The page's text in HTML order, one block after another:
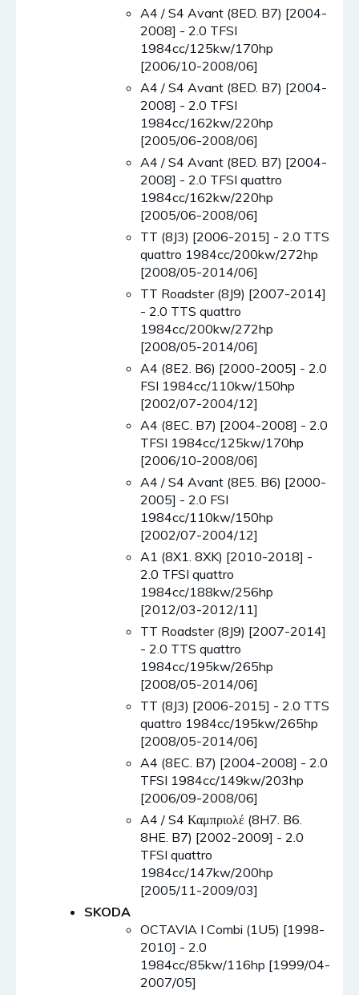
A4 / S4 Avant (8ED. B7) [2004-
2008] - 2.0 TFSI
1984cc/125kw/170hp
[2006/10-2008/06]
A4 / S4 Avant (8ED. B7) [2004-
2008] - 2.0 TFSI
1984cc/162kw/220hp
[2005/06-2008/06]
A4 / S4 Avant (8ED. B7) [2004-
2008] - 2.0 TFSI quattro
1984cc/162kw/220hp
[2005/06-2008/06]
TT (8J3) [2006-2015] - 2.0 TTS
quattro 1984cc/200kw/272hp
[2008/05-2014/06]
TT Roadster (8J9) [2007-2014]
- 2.0 TTS quattro
1984cc/200kw/272hp
[2008/05-2014/06]
A4 (8E2. B6) [2000-2005] - 2.0
FSI 1984cc/110kw/150hp
[2002/07-2004/12]
A4 (8EC. B7) [2004-2008] - 2.0
TFSI 1984cc/125kw/170hp
[2006/10-2008/06]
A4 / S4 Avant (8E5. B6) [2000-
2005] - 2.0 FSI
1984cc/110kw/150hp
[2002/07-2004/12]
A1 (8X1. 8XK) [2010-2018] -
2.0 TFSI quattro
1984cc/188kw/256hp
[2012/03-2012/11]
TT Roadster (8J9) [2007-2014]
- 2.0 TTS quattro
1984cc/195kw/265hp
[2008/05-2014/06]
TT (8J3) [2006-2015] - 2.0 TTS
quattro 1984cc/195kw/265hp
[2008/05-2014/06]
A4 (8EC. B7) [2004-2008] - 2.0
TFSI 1984cc/149kw/203hp
[2006/09-2008/06]
A4 / S4 Καμπριολέ (8H7. B6.
8HE. B7) [2002-2009] - 2.0
TFSI quattro
1984cc/147kw/200hp
[2005/11-2009/03]
SKODA
OCTAVIA I Combi (1U5) [1998-
2010] - 2.0
1984cc/85kw/116hp [1999/04-
2007/05]